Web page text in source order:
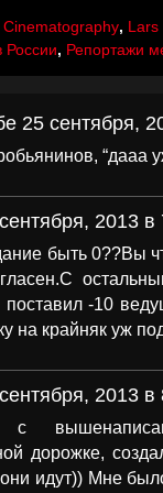
Cinematography, Lars
России, Репортажи
25 сентября,
“дааа
2013
быть 0??Вы
-10
на крайняк уж
2013
с
дорожке,
идут)) Мне